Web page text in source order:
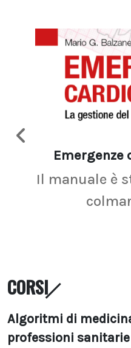
Emergenze
Il manuale è
CORSI
Algoritmi di
professioni sanitarie